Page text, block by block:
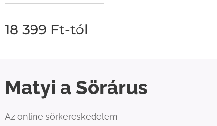
18 399 Ft-tól
Matyi a Sörárus
Az online sörkereskedelem